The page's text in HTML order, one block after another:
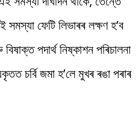
ফেটি লিভাৰৰ লক্ষণ হ’ব
পদাৰ্থ নিষ্কাশন পৰিচালনা
চৰ্বি জমা হ’লে মুখৰ ৰঙা পৰাৰ